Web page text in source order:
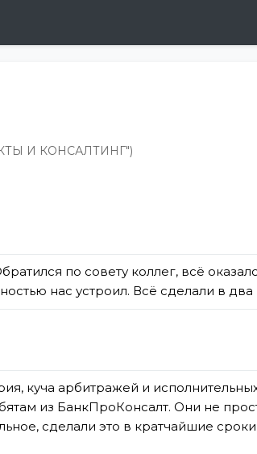
И КОНСАЛТИНГ")
по совету коллег, всё
нас устроил. Всё сделали в
куча арбитражей и
из БанкПроКонсалт. Они не
сделали это в кратчайшие